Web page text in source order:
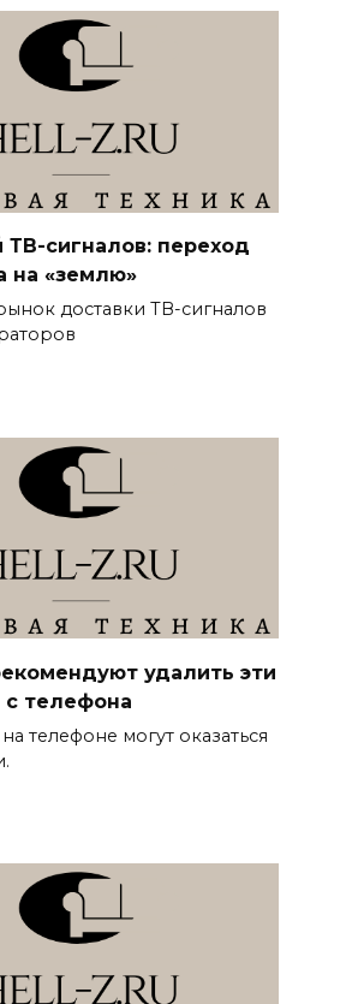
ТВ-сигналов: переход
на «землю»
доставки ТВ-сигналов
удалить эти
телефона
телефоне могут оказаться